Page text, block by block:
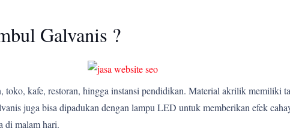
Galvanis ?
kafe, restoran, hingga instansi pendidikan. Material akrilik memiliki
juga bisa dipadukan dengan lampu LED untuk memberikan efek
di malam hari.